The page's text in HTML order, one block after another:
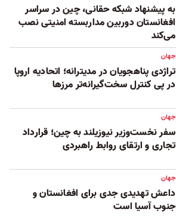
به پیشنهاد شبکه حقانی، چین در سراسر
افغانستان دوربین مداربسته امنیتی نصب
می‌کند
جهان
تراژدی پناهجویان در مدیترانه؛ اتحادیه اروپا
در پی کنترل سخت‌گیرانه‌تر مرزها
جهان
سفر نخست‌وزیر نیوزیلند به چین؛ قرارداد
تجاری و ارتقای روابط راهبردی
جهان
داعش تهدیدی جدی برای افغانستان و
جنوب آسیا است